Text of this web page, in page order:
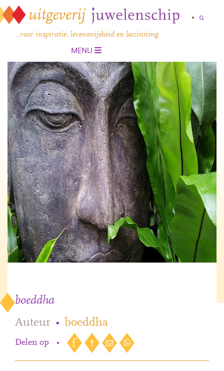
…voor inspiratie, levenswijsheid en bezinning
MENU
boeddha
Auteur • boeddha
Delen op •